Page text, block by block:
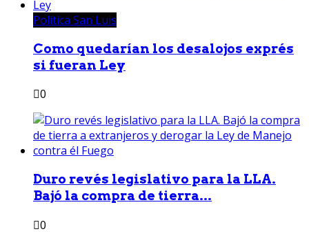
Política San Luis
Como quedarían los desalojos exprés
si fueran Ley
0
Duro revés legislativo para la LLA.
Bajó la compra de tierra...
0